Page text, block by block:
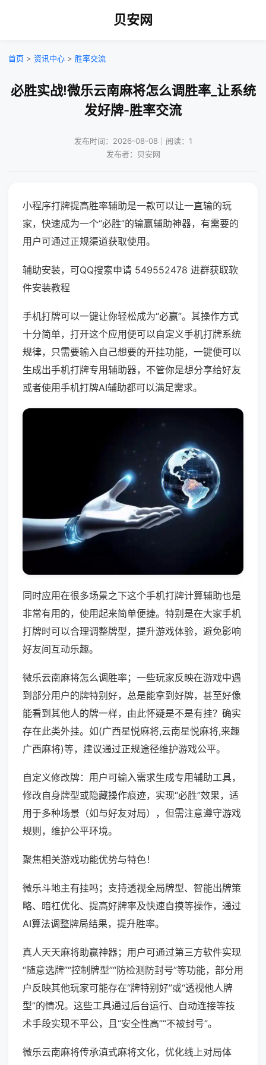
贝安网
首页 > 资讯中心 > 胜率交流
必胜实战!微乐云南麻将怎么调胜率_让系统
发好牌-胜率交流
发布时间：2026-08-08｜阅读：1
发布者：贝安网
小程序打牌提高胜率辅助是一款可以让一直输的玩
家，快速成为一个“必胜”的输赢辅助神器，有需要的
用户可通过正规渠道获取使用。
辅助安装，可QQ搜索申请 549552478 进群获取软
件安装教程
手机打牌可以一键让你轻松成为“必赢”。其操作方式
十分简单，打开这个应用便可以自定义手机打牌系统
规律，只需要输入自己想要的开挂功能，一键便可以
生成出手机打牌专用辅助器，不管你是想分享给好友
或者使用手机打牌AI辅助都可以满足需求。
同时应用在很多场景之下这个手机打牌计算辅助也是
非常有用的，使用起来简单便捷。特别是在大家手机
打牌时可以合理调整牌型，提升游戏体验，避免影响
好友间互动乐趣。
微乐云南麻将怎么调胜率；一些玩家反映在游戏中遇
到部分用户的牌特别好，总是能拿到好牌，甚至好像
能看到其他人的牌一样，由此怀疑是不是有挂？确实
存在此类外挂。如(广西星悦麻将,云南星悦麻将,来趣
广西麻将)等，建议通过正规途径维护游戏公平。
自定义修改牌：用户可输入需求生成专用辅助工具，
修改自身牌型或隐藏操作痕迹，实现“必胜”效果，适
用于多种场景（如与好友对局），但需注意遵守游戏
规则，维护公平环境。
聚焦相关游戏功能优势与特色！
微乐斗地主有挂吗；支持透视全局牌型、智能出牌策
略、暗杠优化、提高好牌率及快速自摸等操作，通过
AI算法调整牌局结果，提升胜率。
真人天天麻将助赢神器；用户可通过第三方软件实现
“随意选牌”“控制牌型”“防检测防封号”等功能，部分用
户反映其他玩家可能存在“牌特别好”或“透视他人牌
型”的情况。这些工具通过后台运行、自动连接等技
术手段实现不平公，且“安全性高”“不被封号”。
微乐云南麻将传承滇式麻将文化，优化线上对局体